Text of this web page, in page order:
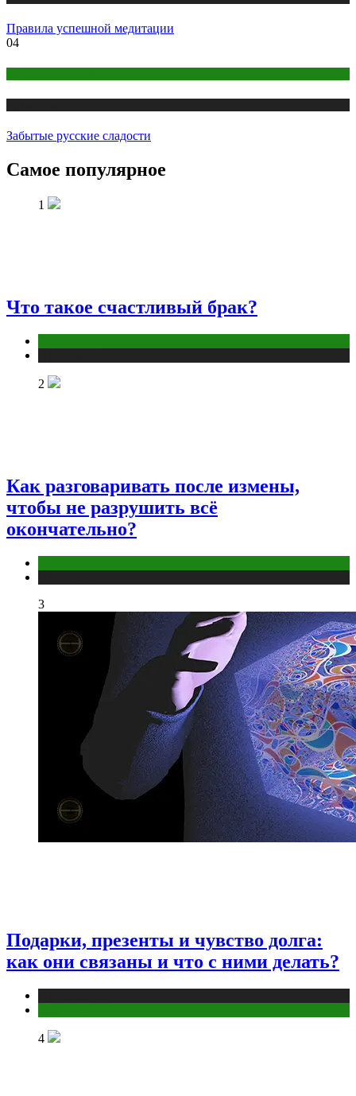
Правила успешной медитации
04
Забытые русские сладости
Самое популярное
1
Что такое счастливый брак?
2
Как разговаривать после измены,
чтобы не разрушить всё
окончательно?
3
Подарки, презенты и чувство долга:
как они связаны и что с ними делать?
4